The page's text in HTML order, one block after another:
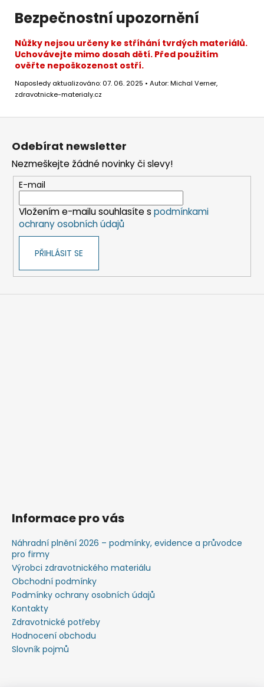
Bezpečnostní upozornění
Nůžky nejsou určeny ke stříhání tvrdých materiálů.
Uchovávejte mimo dosah dětí. Před použitím
ověřte nepoškozenost ostří.
Naposledy aktualizováno: 07. 06. 2025 • Autor: Michal Verner,
zdravotnicke-materialy.cz
Z
Odebírat newsletter
Nezmeškejte žádné novinky či slevy!
E-mail
Vložením e-mailu souhlasíte s podmínkami
ochrany osobních údajů
PŘIHLÁSIT SE
Informace pro vás
Náhradní plnění 2026 – podmínky, evidence a průvodce
pro firmy
Výrobci zdravotnického materiálu
Obchodní podmínky
Podmínky ochrany osobních údajů
Kontakty
Zdravotnické potřeby
Hodnocení obchodu
Slovník pojmů